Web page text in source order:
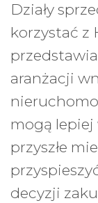
Działy
korzystać z
aranżacji
mogą lepiej
przyszłe
decyzji